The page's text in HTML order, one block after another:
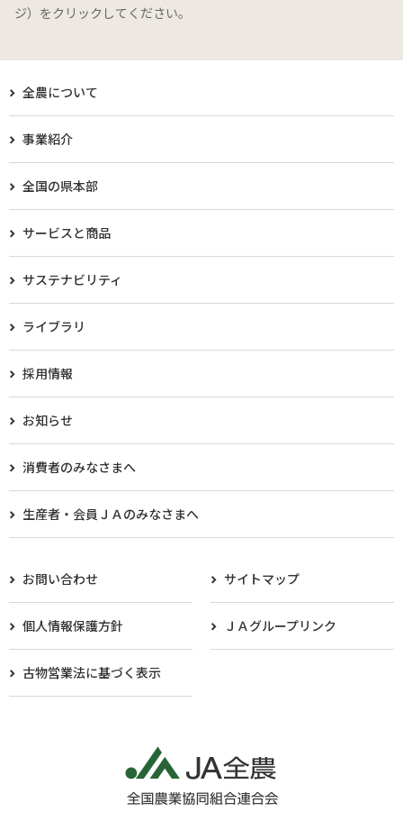
ジ）をクリックしてください。
全農について
事業紹介
全国の県本部
サービスと商品
サステナビリティ
ライブラリ
採用情報
お知らせ
消費者のみなさまへ
生産者・会員ＪＡのみなさまへ​
お問い合わせ サイトマップ
個人情報保護方針 ＪＡグループリンク
古物営業法に基づく表示